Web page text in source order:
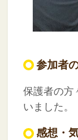
参加者
保護者の方
いました。
感想・